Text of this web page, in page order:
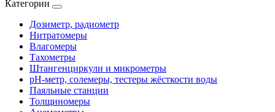
Категории
Дозиметр, радиометр
Нитратомеры
Влагомеры
Тахометры
Штангенциркули и микрометры
pH-метр, солемеры, тестеры жёсткости воды
Паяльные станции
Толщиномеры